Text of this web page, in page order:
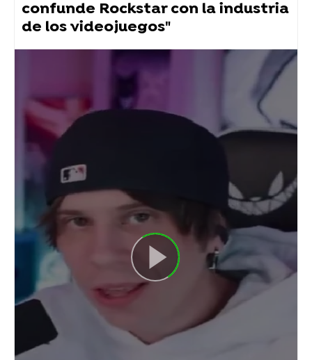
confunde Rockstar con la industria
de los videojuegos"